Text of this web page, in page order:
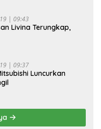
| 09:43
Livina Terungkap,
| 09:37
Luncurkan